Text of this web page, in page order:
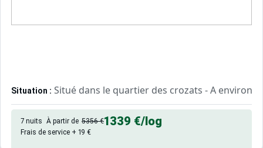
Situation : Situé dans le quartier des crozats - A environ
Appartement de particulier :Confortable et agréable, ce
7 nuits À partir de 5356 €1339 €/log
Frais de service + 19 €